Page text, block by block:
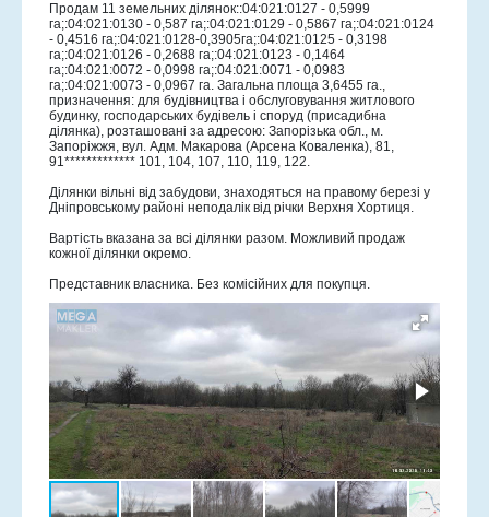
Продам 11 земельних ділянок::04:021:0127 - 0,5999
га;:04:021:0130 - 0,587 га;:04:021:0129 - 0,5867 га;:04:021:0124
- 0,4516 га;:04:021:0128-0,3905га;:04:021:0125 - 0,3198
га;:04:021:0126 - 0,2688 га;:04:021:0123 - 0,1464
га;:04:021:0072 - 0,0998 га;:04:021:0071 - 0,0983
га;:04:021:0073 - 0,0967 га. Загальна площа 3,6455 га.,
призначення: для будівництва і обслуговування житлового
будинку, господарських будівель і споруд (присадибна
ділянка), розташовані за адресою: Запорізька обл., м.
Запоріжжя, вул. Адм. Макарова (Арсена Коваленка), 81,
91************* 101, 104, 107, 110, 119, 122.
Ділянки вільні від забудови, знаходяться на правому березі у
Дніпровському районі неподалік від річки Верхня Хортиця.
Вартість вказана за всі ділянки разом. Можливий продаж
кожної ділянки окремо.
Представник власника. Без комісійних для покупця.